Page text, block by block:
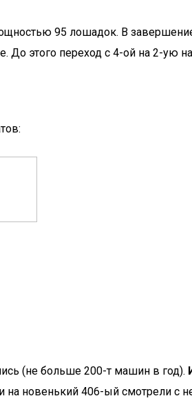
95 лошадок. В
До этого переход с 4-ой на 2-ую
(не больше 200-т машин в год).
на новенький 406-ый смотрели с